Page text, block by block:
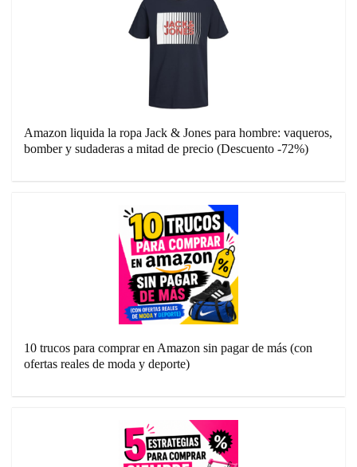
Amazon liquida la ropa Jack & Jones para hombre: vaqueros,
bomber y sudaderas a mitad de precio (Descuento -72%)
10 trucos para comprar en Amazon sin pagar de más (con
ofertas reales de moda y deporte)